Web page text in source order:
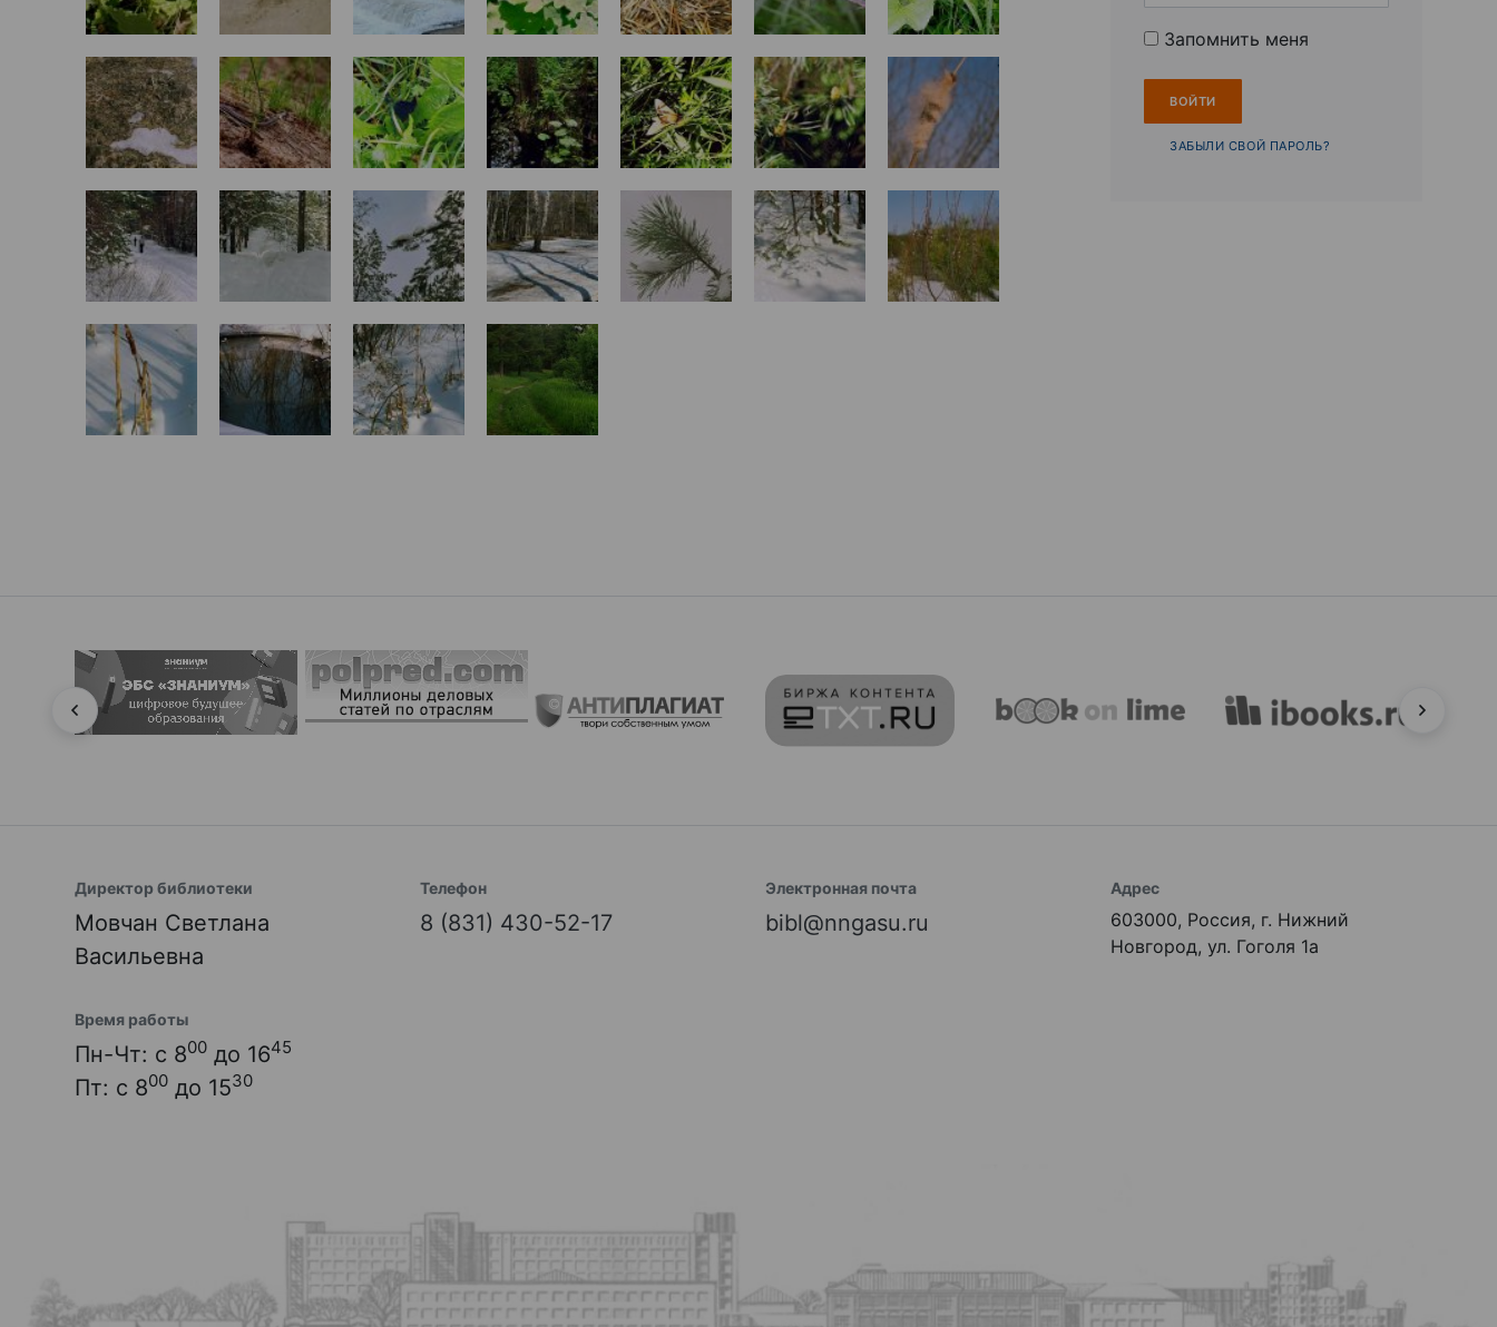
Запомнить меня
ЗАБЫЛИ СВОЙ ПАРОЛЬ?
Директор библиотеки
Мовчан Светлана
Васильевна
Телефон
8 (831) 430-52-17
Электронная почта
bibl@nngasu.ru
Адрес
603000, Россия, г. Нижний
Новгород, ул. Гоголя 1а
Время работы
Пн-Чт: с 800 до 1645
Пт: с 800 до 1530